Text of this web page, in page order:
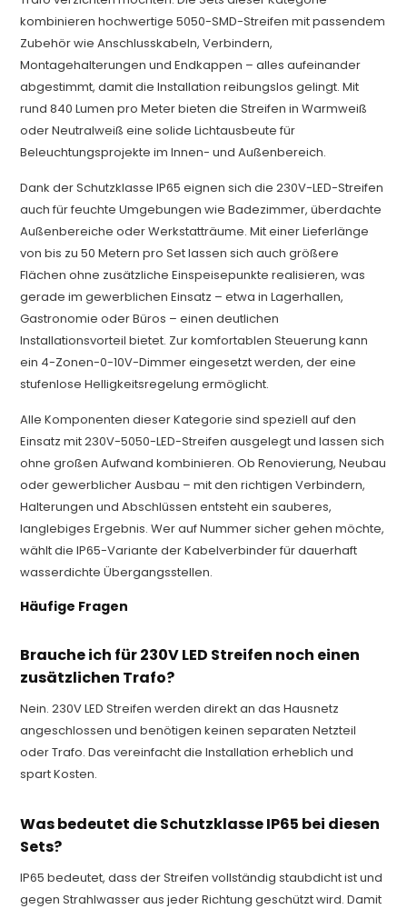
kombinieren hochwertige 5050-SMD-Streifen mit passendem
Zubehör wie Anschlusskabeln, Verbindern,
Montagehalterungen und Endkappen – alles aufeinander
abgestimmt, damit die Installation reibungslos gelingt. Mit
rund 840 Lumen pro Meter bieten die Streifen in Warmweiß
oder Neutralweiß eine solide Lichtausbeute für
Beleuchtungsprojekte im Innen- und Außenbereich.
Dank der Schutzklasse IP65 eignen sich die 230V-LED-Streifen
auch für feuchte Umgebungen wie Badezimmer, überdachte
Außenbereiche oder Werkstatträume. Mit einer Lieferlänge
von bis zu 50 Metern pro Set lassen sich auch größere
Flächen ohne zusätzliche Einspeisepunkte realisieren, was
gerade im gewerblichen Einsatz – etwa in Lagerhallen,
Gastronomie oder Büros – einen deutlichen
Installationsvorteil bietet. Zur komfortablen Steuerung kann
ein 4-Zonen-0-10V-Dimmer eingesetzt werden, der eine
stufenlose Helligkeitsregelung ermöglicht.
Alle Komponenten dieser Kategorie sind speziell auf den
Einsatz mit 230V-5050-LED-Streifen ausgelegt und lassen sich
ohne großen Aufwand kombinieren. Ob Renovierung, Neubau
oder gewerblicher Ausbau – mit den richtigen Verbindern,
Halterungen und Abschlüssen entsteht ein sauberes,
langlebiges Ergebnis. Wer auf Nummer sicher gehen möchte,
wählt die IP65-Variante der Kabelverbinder für dauerhaft
wasserdichte Übergangsstellen.
Häufige Fragen
Brauche ich für 230V LED Streifen noch einen
zusätzlichen Trafo?
Nein. 230V LED Streifen werden direkt an das Hausnetz
angeschlossen und benötigen keinen separaten Netzteil
oder Trafo. Das vereinfacht die Installation erheblich und
spart Kosten.
Was bedeutet die Schutzklasse IP65 bei diesen
Sets?
IP65 bedeutet, dass der Streifen vollständig staubdicht ist und
gegen Strahlwasser aus jeder Richtung geschützt wird. Damit